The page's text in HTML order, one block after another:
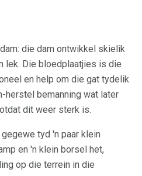
die dam ontwikkel skielik
lek. Die bloedplaatjies is die
en help om die gat tydelik
herstel bemanning wat later
dit weer sterk is.
tyd 'n paar klein
en 'n klein borsel het,
op die terrein in die